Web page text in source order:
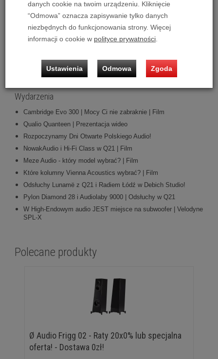
Kategorie
Nowości
Wydarzenia
Recenzje
Wydarzenia
Cambridge Evo 300 | Mocy Ci nie zabraknie | Film
Qualio Quanteen | Prezentacja wideo
Rozpoczynamy Dni Otwarte Polskiego Audio!
NowakAudio i Hi-Fi Class w Q21 | Film
Meze Audio - który model wybrać? | Film
Które kolumny Vienna Acoustics wybrać? | Film
Odsłuchy Lunamë z Q21 i Radiem Łódź w Debich Studio!
Pylon Diamond 28 i Audiolaby 9000 | Odsłuchy w Q21
W High-Endowym audio JEST miejsce na subwoofer | Velodyne
SPL-X
Polecane produkty
Ø Audio Frigg 02 - Raty 20x0% lub specjalna
oferta! - Dostawa 0zł!
danych cookie na twoim urządzeniu. Kliknięcie
“Odmowa” oznacza zapisywanie tylko danych
niezbędnych do funkcjonowania strony. Więcej
informacji o cookie w polityce prywatności.
Ustawienia Odmowa Zgoda